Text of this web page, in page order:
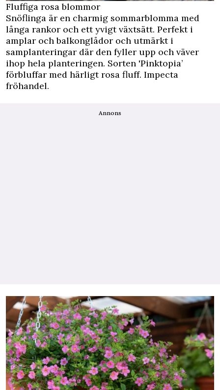
Fluffiga rosa blommor
Snöflinga är en charmig sommarblomma med
långa rankor och ett yvigt växtsätt. Perfekt i
amplar och balkonglådor och utmärkt i
samplanteringar där den fyller upp och väver
ihop hela planteringen. Sorten 'Pinktopia’
förbluffar med härligt rosa fluff. Impecta
fröhandel.
Annons